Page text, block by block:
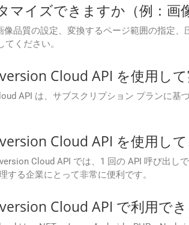
マイズできますか（例：画
像品質の設定、変換するページ範囲の指定
ください。
Cloud API を使用し
API は、サブスクリプション プランに
Cloud API を使用し
Cloud API では、1 回の API 呼び出
する企業にとって非常に便利です。
Cloud API で利用で